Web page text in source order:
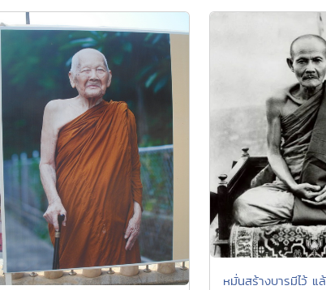
หมั่นสร้างบารมีไว้ แ